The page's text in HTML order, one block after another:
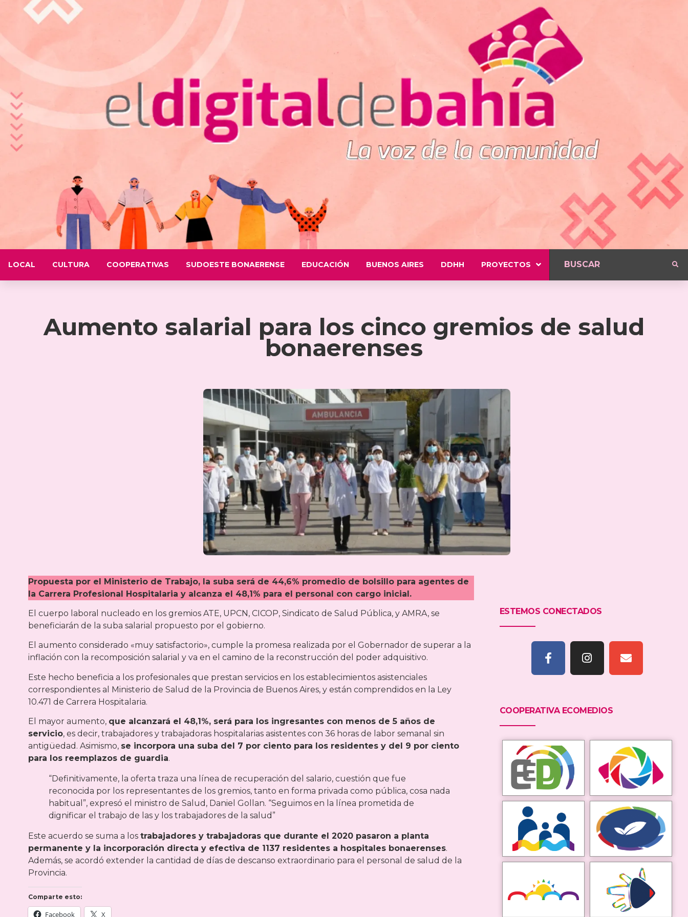
LOCAL CULTURA COOPERATIVAS SUDOESTE BONAERENSE EDUCACIÓN BUENOS AIRES DDHH PROYECTOS
Aumento salarial para los cinco gremios de salud
bonaerenses
Propuesta por el Ministerio de Trabajo, la suba será de 44,6% promedio de bolsillo para agentes de
la Carrera Profesional Hospitalaria y alcanza el 48,1% para el personal con cargo inicial.
El cuerpo laboral nucleado en los gremios ATE, UPCN, CICOP, Sindicato de Salud Pública, y AMRA, se
beneficiarán de la suba salarial propuesto por el gobierno.
El aumento considerado «muy satisfactorio», cumple la promesa realizada por el Gobernador de superar a la
inflación con la recomposición salarial y va en el camino de la reconstrucción del poder adquisitivo.
Este hecho beneficia a los profesionales que prestan servicios en los establecimientos asistenciales
correspondientes al Ministerio de Salud de la Provincia de Buenos Aires, y están comprendidos en la Ley
10.471 de Carrera Hospitalaria.
El mayor aumento, que alcanzará el 48,1%, será para los ingresantes con menos de 5 años de
servicio, es decir, trabajadores y trabajadoras hospitalarias asistentes con 36 horas de labor semanal sin
antigüedad. Asimismo, se incorpora una suba del 7 por ciento para los residentes y del 9 por ciento
para los reemplazos de guardia.
“Definitivamente, la oferta traza una línea de recuperación del salario, cuestión que fue
reconocida por los representantes de los gremios, tanto en forma privada como pública, cosa nada
habitual”, expresó el ministro de Salud, Daniel Gollan. “Seguimos en la línea prometida de
dignificar el trabajo de las y los trabajadores de la salud”
Este acuerdo se suma a los trabajadores y trabajadoras que durante el 2020 pasaron a planta
permanente y la incorporación directa y efectiva de 1137 residentes a hospitales bonaerenses.
Además, se acordó extender la cantidad de días de descanso extraordinario para el personal de salud de la
Provincia.
Comparte esto:
Facebook X
ESTEMOS CONECTADOS
COOPERATIVA ECOMEDIOS